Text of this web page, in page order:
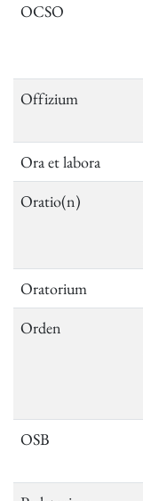
OCSO
Offizium
Ora et labora
Oratio(n)
Oratorium
Orden
OSB